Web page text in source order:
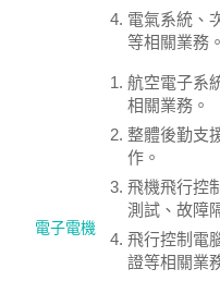
電氣系統、
等相關業務。
電子電機
航空電子系
相關業務。
整體後勤支
作。
飛機飛行控
測試、故障
飛行控制電
證等相關業